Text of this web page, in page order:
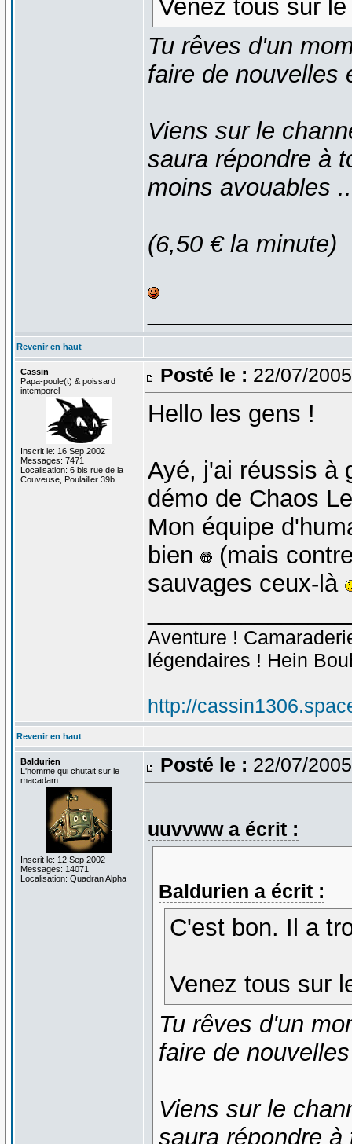
Venez tous sur
Tu rêves d'un
faire de nouvelles
Viens sur le
saura répondre à
moins avouables
(6,50 € la minute)
Revenir en haut
Cassin
Papa-poule(t) & poissard
intemporel
Inscrit le: 16 Sep 2002
Messages: 7471
Localisation: 6 bis rue de la
Couveuse, Poulailler 39b
Posté le : 22/07/
Hello les gens !
Ayé, j'ai réussis à
démo de Chaos
Mon équipe
bien
(mais
sauvages ceux-là
Aventure !
légendaires ! Hein
http://
Revenir en haut
Baldurien
L'homme qui chutait sur le
macadam
Inscrit le: 12 Sep 2002
Messages: 14071
Localisation: Quadran Alpha
Posté le : 22/07/
uuvvww a écrit :
Baldurien a écrit :
C'est bon. Il a
Venez tous sur
Tu rêves d'un
faire de
Viens sur le
saura répondre